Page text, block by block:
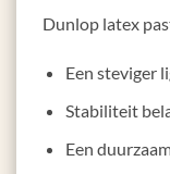
Dunlop latex
Een steviger
Stabiliteit
Een